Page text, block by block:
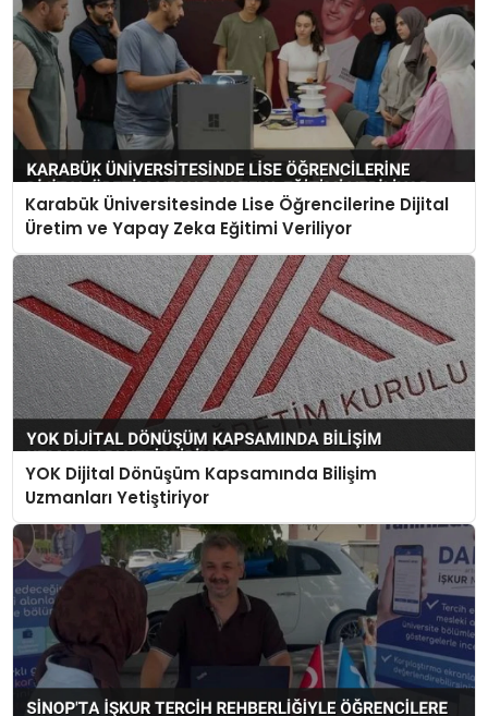
Karabük Üniversitesinde Lise Öğrencilerine Dijital
Üretim ve Yapay Zeka Eğitimi Veriliyor
YOK Dijital Dönüşüm Kapsamında Bilişim
Uzmanları Yetiştiriyor